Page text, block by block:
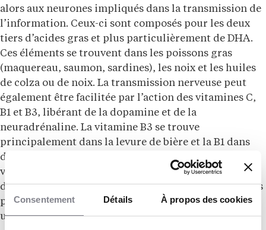
Consentement Détails À propos des cookies
alors aux neurones impliqués dans la transmission de
l’information. Ceux-ci sont composés pour les deux
tiers d’acides gras et plus particulièrement de DHA.
Ces éléments se trouvent dans les poissons gras
(maquereau, saumon, sardines), les noix et les huiles
de colza ou de noix. La transmission nerveuse peut
également être facilitée par l’action des vitamines C,
B1 et B3, libérant de la dopamine et de la
neuradrénaline. La vitamine B3 se trouve
principalement dans la levure de bière et la B1 dans
des produits céréaliers complets, les oléagineux et la
viande. Il convient donc de ne pas sauter le petit
déjeuner le jour d’un examen et d’ajouter aux aliments
précédemment cités, un bol de céréales complètes et
un jus d’orange pressée, pour les vitamines C.